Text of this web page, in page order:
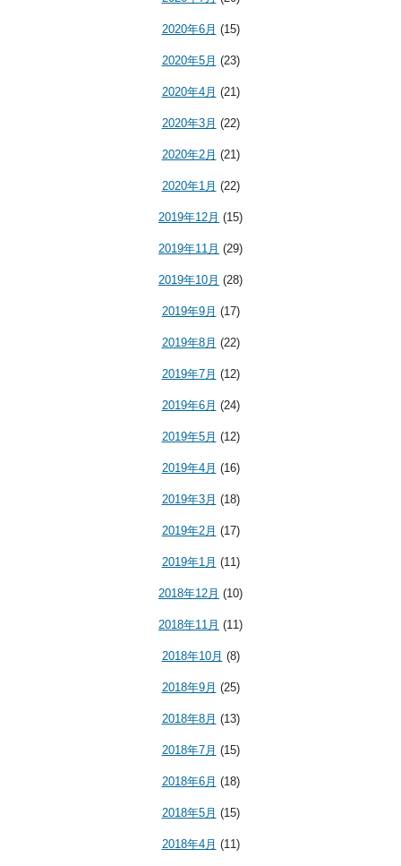
2020年6月 (15)
2020年5月 (23)
2020年4月 (21)
2020年3月 (22)
2020年2月 (21)
2020年1月 (22)
2019年12月 (15)
2019年11月 (29)
2019年10月 (28)
2019年9月 (17)
2019年8月 (22)
2019年7月 (12)
2019年6月 (24)
2019年5月 (12)
2019年4月 (16)
2019年3月 (18)
2019年2月 (17)
2019年1月 (11)
2018年12月 (10)
2018年11月 (11)
2018年10月 (8)
2018年9月 (25)
2018年8月 (13)
2018年7月 (15)
2018年6月 (18)
2018年5月 (15)
2018年4月 (11)